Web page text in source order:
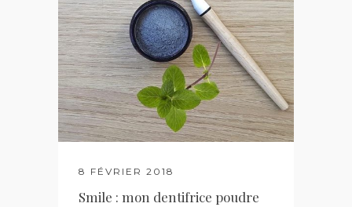
8 FÉVRIER 2018
Smile : mon dentifrice poudre